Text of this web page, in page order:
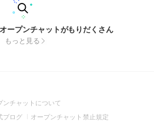
ープンチャットがもりだくさん
もっと見る
ンチャットについて
in
ブログ (Open
オープンチャット禁止規定(Open